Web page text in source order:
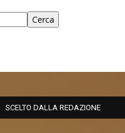
Cerca
SCELTO DALLA REDAZIONE